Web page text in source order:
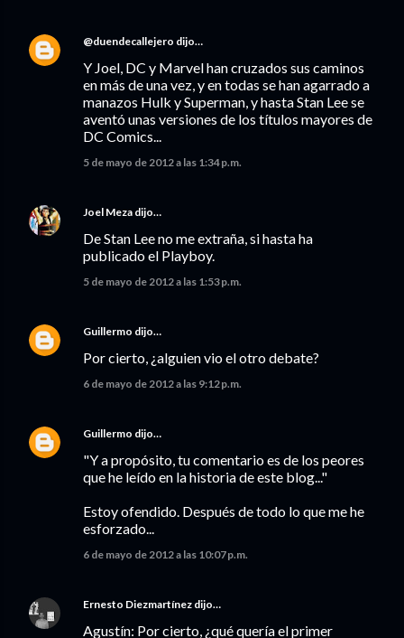
@duendecallejero dijo…
Y Joel, DC y Marvel han cruzados sus caminos
en más de una vez, y en todas se han agarrado a
manazos Hulk y Superman, y hasta Stan Lee se
aventó unas versiones de los títulos mayores de
DC Comics...
5 de mayo de 2012 a las 1:34 p.m.
Joel Meza dijo…
De Stan Lee no me extraña, si hasta ha
publicado el Playboy.
5 de mayo de 2012 a las 1:53 p.m.
Guillermo dijo…
Por cierto, ¿alguien vio el otro debate?
6 de mayo de 2012 a las 9:12 p.m.
Guillermo dijo…
"Y a propósito, tu comentario es de los peores
que he leído en la historia de este blog..."
Estoy ofendido. Después de todo lo que me he
esforzado...
6 de mayo de 2012 a las 10:07 p.m.
Ernesto Diezmartínez dijo…
Agustín: Por cierto, ¿qué quería el primer